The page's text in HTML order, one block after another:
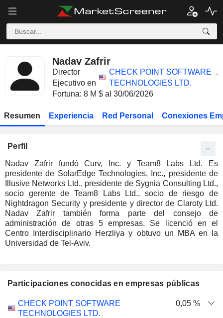
Nadav Zafrir
Director
Ejecutivo en
CHECK POINT SOFTWARE
TECHNOLOGIES LTD.
.
Fortuna: 8 M $ al 30/06/2026
Resumen Experiencia Red Personal Conexiones
Perfil
Nadav Zafrir fundó Curv, Inc. y Team8 Labs Ltd. Es
presidente de SolarEdge Technologies, Inc., presidente de
Illusive Networks Ltd., presidente de Sygnia Consulting Ltd.,
socio gerente de Team8 Labs Ltd., socio de riesgo de
Nightdragon Security y presidente y director de Claroty Ltd.
Nadav Zafrir también forma parte del consejo de
administración de otras 5 empresas. Se licenció en el
Centro Interdisciplinario Herzliya y obtuvo un MBA en la
Universidad de Tel-Aviv.
Participaciones conocidas en empresas públicas
Número
de
CHECK POINT SOFTWARE
TECHNOLOGIES LTD.
0,05 %